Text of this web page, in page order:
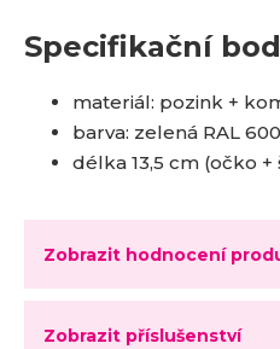
Specifikační
materiál: pozink +
barva: zelená RAL
délka 13,5 cm (očko
Zobrazit hodnocení
Zobrazit příslušenství